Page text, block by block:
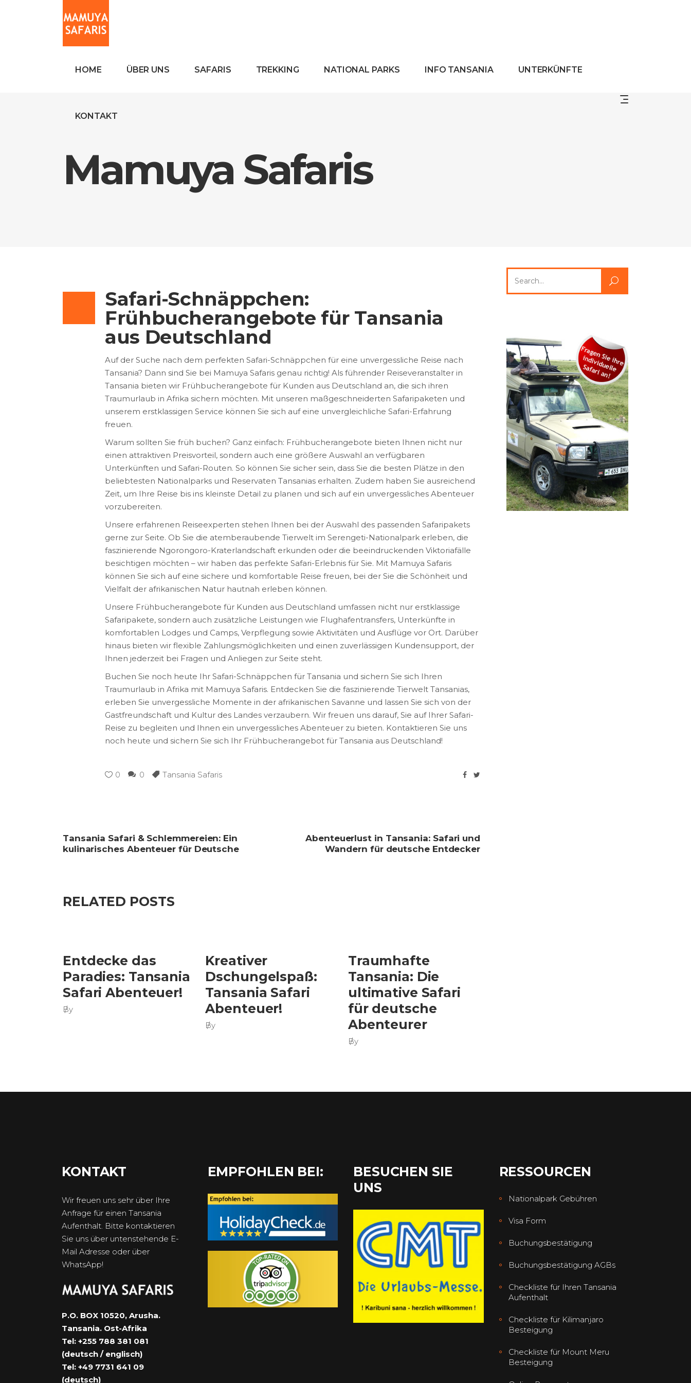
HOME ÜBER UNS SAFARIS TREKKING NATIONAL PARKS INFO TANSANIA UNTERKÜNFTE
KONTAKT
Mamuya Safaris
Safari-Schnäppchen:
Frühbucherangebote für Tansania
aus Deutschland
Auf der Suche nach dem perfekten Safari-Schnäppchen für eine unvergessliche Reise nach
Tansania? Dann sind Sie bei Mamuya Safaris genau richtig! Als führender Reiseveranstalter in
Tansania bieten wir Frühbucherangebote für Kunden aus Deutschland an, die sich ihren
Traumurlaub in Afrika sichern möchten. Mit unseren maßgeschneiderten Safaripaketen und
unserem erstklassigen Service können Sie sich auf eine unvergleichliche Safari-Erfahrung
freuen.
Warum sollten Sie früh buchen? Ganz einfach: Frühbucherangebote bieten Ihnen nicht nur
einen attraktiven Preisvorteil, sondern auch eine größere Auswahl an verfügbaren
Unterkünften und Safari-Routen. So können Sie sicher sein, dass Sie die besten Plätze in den
beliebtesten Nationalparks und Reservaten Tansanias erhalten. Zudem haben Sie ausreichend
Zeit, um Ihre Reise bis ins kleinste Detail zu planen und sich auf ein unvergessliches Abenteuer
vorzubereiten.
Unsere erfahrenen Reiseexperten stehen Ihnen bei der Auswahl des passenden Safaripakets
gerne zur Seite. Ob Sie die atemberaubende Tierwelt im Serengeti-Nationalpark erleben, die
faszinierende Ngorongoro-Kraterlandschaft erkunden oder die beeindruckenden Viktoriafälle
besichtigen möchten – wir haben das perfekte Safari-Erlebnis für Sie. Mit Mamuya Safaris
können Sie sich auf eine sichere und komfortable Reise freuen, bei der Sie die Schönheit und
Vielfalt der afrikanischen Natur hautnah erleben können.
Unsere Frühbucherangebote für Kunden aus Deutschland umfassen nicht nur erstklassige
Safaripakete, sondern auch zusätzliche Leistungen wie Flughafentransfers, Unterkünfte in
komfortablen Lodges und Camps, Verpflegung sowie Aktivitäten und Ausflüge vor Ort. Darüber
hinaus bieten wir flexible Zahlungsmöglichkeiten und einen zuverlässigen Kundensupport, der
Ihnen jederzeit bei Fragen und Anliegen zur Seite steht.
Buchen Sie noch heute Ihr Safari-Schnäppchen für Tansania und sichern Sie sich Ihren
Traumurlaub in Afrika mit Mamuya Safaris. Entdecken Sie die faszinierende Tierwelt Tansanias,
erleben Sie unvergessliche Momente in der afrikanischen Savanne und lassen Sie sich von der
Gastfreundschaft und Kultur des Landes verzaubern. Wir freuen uns darauf, Sie auf Ihrer Safari-
Reise zu begleiten und Ihnen ein unvergessliches Abenteuer zu bieten. Kontaktieren Sie uns
noch heute und sichern Sie sich Ihr Frühbucherangebot für Tansania aus Deutschland!
0 0 Tansania Safaris
Tansania Safari & Schlemmereien: Ein
kulinarisches Abenteuer für Deutsche
Abenteuerlust in Tansania: Safari und
Wandern für deutsche Entdecker
RELATED POSTS
Entdecke das
Paradies: Tansania
Safari Abenteuer!
By
Kreativer
Dschungelspaß:
Tansania Safari
Abenteuer!
By
Traumhafte
Tansania: Die
ultimative Safari
für deutsche
Abenteurer
By
for:
KONTAKT
Wir freuen uns sehr über Ihre
Anfrage für einen Tansania
Aufenthalt. Bitte kontaktieren
Sie uns über untenstehende E-
Mail Adresse oder über
WhatsApp!
P.O. BOX 10520, Arusha.
Tansania. Ost-Afrika
Tel: +255 788 381 081
(deutsch / englisch)
Tel: +49 7731 641 09
(deutsch)
EMPFOHLEN BEI:
BESUCHEN SIE
UNS
RESSOURCEN
Nationalpark Gebühren
Visa Form
Buchungsbestätigung
Buchungsbestätigung AGBs
Checkliste für Ihren Tansania
Aufenthalt
Checkliste für Kilimanjaro
Besteigung
Checkliste für Mount Meru
Besteigung